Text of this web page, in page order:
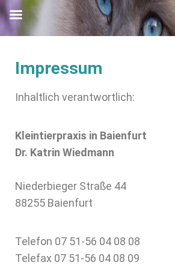
Impressum
Inhaltlich verantwortlich:
Kleintierpraxis in Baienfurt
Dr. Katrin Wiedmann
Niederbieger Straße 44
88255 Baienfurt
Telefon 07 51-56 04 08 08
Telefax 07 51-56 04 08 09